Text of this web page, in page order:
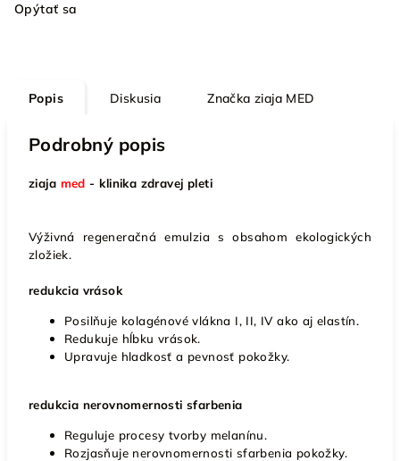
Opýtať sa
Popis Diskusia Značka ziaja MED
Podrobný popis
ziaja med - klinika zdravej pleti
Výživná regeneračná emulzia s obsahom ekologických
zložiek.
redukcia vrások
Posilňuje kolagénové vlákna I, II, IV ako aj elastín.
Redukuje hĺbku vrások.
Upravuje hladkosť a pevnosť pokožky.
redukcia nerovnomernosti sfarbenia
Reguluje procesy tvorby melanínu.
Rozjasňuje nerovnomernosti sfarbenia pokožky.